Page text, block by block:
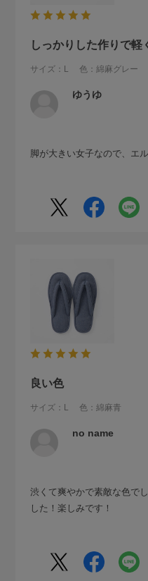
しっかりした作りで軽
サイズ：L 色：綿麻グレー
ゆうゆ
脚が大きい女子なので、エ
良い色
サイズ：L 色：綿麻青
no name
渋くて爽やかで素敵な色で
した！楽しみです！